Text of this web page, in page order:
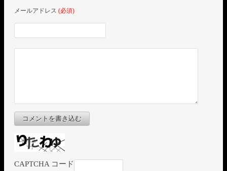
メールアドレス (必須)
コメントを書き込む
CAPTCHA コード